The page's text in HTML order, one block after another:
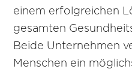
einem erfolgreichen
gesamten
Beide Unternehmen
Menschen ein